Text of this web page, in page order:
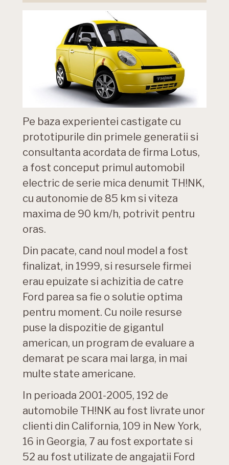
Pe baza experientei castigate cu
prototipurile din primele generatii si
consultanta acordata de firma Lotus,
a fost conceput primul automobil
electric de serie mica denumit TH!NK,
cu autonomie de 85 km si viteza
maxima de 90 km/h, potrivit pentru
oras.
Din pacate, cand noul model a fost
finalizat, in 1999, si resursele firmei
erau epuizate si achizitia de catre
Ford parea sa fie o solutie optima
pentru moment. Cu noile resurse
puse la dispozitie de gigantul
american, un program de evaluare a
demarat pe scara mai larga, in mai
multe state americane.
In perioada 2001-2005, 192 de
automobile TH!NK au fost livrate unor
clienti din California, 109 in New York,
16 in Georgia, 7 au fost exportate si
52 au fost utilizate de angajatii Ford